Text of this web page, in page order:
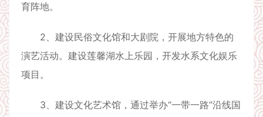
育阵地。
2、建设民俗文化馆和大剧院，开展地方特色的
演艺活动。建设莲馨湖水上乐园，开发水系文化娱乐
项目。
3、建设文化艺术馆，通过举办“一带一路”沿线国